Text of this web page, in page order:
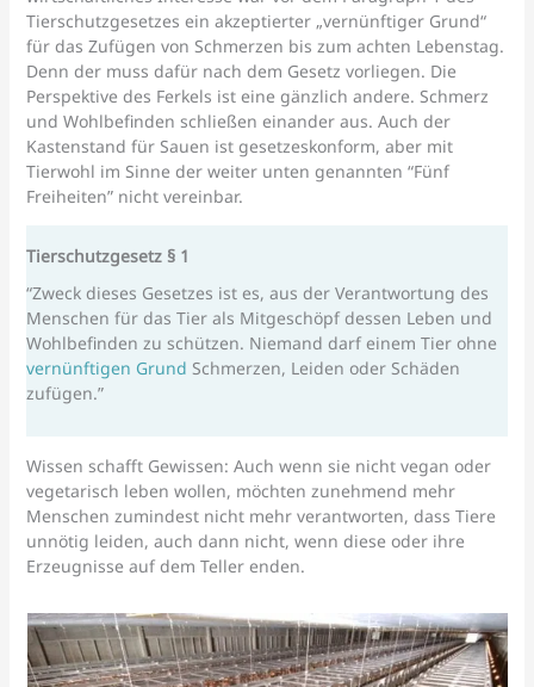
Tierschutzgesetzes ein akzeptierter „vernünftiger Grund“
für das Zufügen von Schmerzen bis zum achten Lebenstag.
Denn der muss dafür nach dem Gesetz vorliegen. Die
Perspektive des Ferkels ist eine gänzlich andere. Schmerz
und Wohlbefinden schließen einander aus. Auch der
Kastenstand für Sauen ist gesetzeskonform, aber mit
Tierwohl im Sinne der weiter unten genannten “Fünf
Freiheiten” nicht vereinbar.
Tierschutzgesetz § 1
“Zweck dieses Gesetzes ist es, aus der Verantwortung des
Menschen für das Tier als Mitgeschöpf dessen Leben und
Wohlbefinden zu schützen. Niemand darf einem Tier ohne
vernünftigen Grund Schmerzen, Leiden oder Schäden
zufügen.”
Wissen schafft Gewissen: Auch wenn sie nicht vegan oder
vegetarisch leben wollen, möchten zunehmend mehr
Menschen zumindest nicht mehr verantworten, dass Tiere
unnötig leiden, auch dann nicht, wenn diese oder ihre
Erzeugnisse auf dem Teller enden.